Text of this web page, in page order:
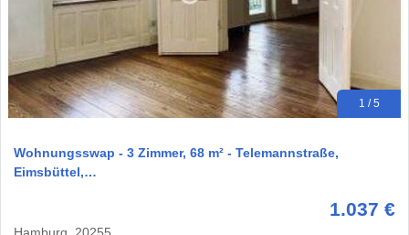
1 / 5
Wohnungsswap - 3 Zimmer, 68 m² - Telemannstraße,
Eimsbüttel,…
1.037 €